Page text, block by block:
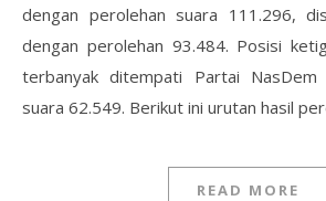
dengan perolehan suara 111.296,
dengan perolehan 93.484. Posisi
terbanyak ditempati Partai NasDem
suara 62.549. Berikut ini urutan hasil
READ MORE